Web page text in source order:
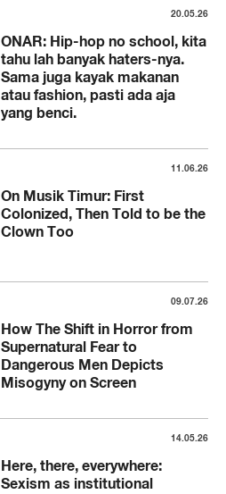
20.05.26
ONAR: Hip-hop no school, kita
tahu lah banyak haters-nya.
Sama juga kayak makanan
atau fashion, pasti ada aja
yang benci.
11.06.26
On Musik Timur: First
Colonized, Then Told to be the
Clown Too
09.07.26
How The Shift in Horror from
Supernatural Fear to
Dangerous Men Depicts
Misogyny on Screen
14.05.26
Here, there, everywhere:
Sexism as institutional